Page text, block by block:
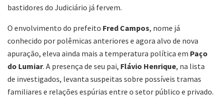
bastidores do Judiciário já fervem.
O envolvimento do prefeito Fred Campos, nome já
conhecido por polêmicas anteriores e agora alvo de nova
apuração, eleva ainda mais a temperatura política em Paço
do Lumiar. A presença de seu pai, Flávio Henrique, na lista
de investigados, levanta suspeitas sobre possíveis tramas
familiares e relações espúrias entre o setor público e privado.